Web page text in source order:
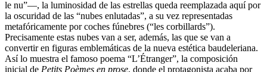
le nu”—, la luminosidad de las estrellas queda reemplazada aquí por
la oscuridad de las “nubes enlutadas”, a su vez representadas
metafóricamente por coches fúnebres (“les corbillards”).
Precisamente estas nubes van a ser, además, las que se van a
convertir en figuras emblemáticas de la nueva estética baudeleriana.
Así lo muestra el famoso poema “L’Étranger”, la composición
inicial de Petits Poèmes en prose, donde el protagonista acaba por